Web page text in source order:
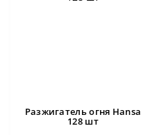
Разжигатель огня Hansa
128 шт